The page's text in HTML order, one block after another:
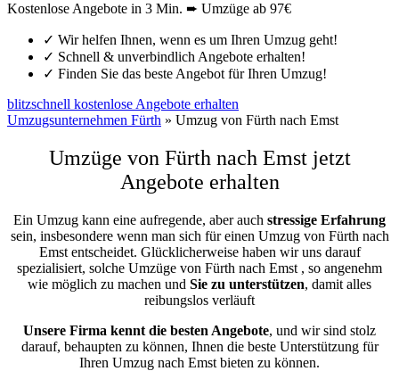
Kostenlose Angebote in 3 Min. ➨ Umzüge ab 97€
✓ Wir helfen Ihnen, wenn es um Ihren Umzug geht!
✓ Schnell & unverbindlich Angebote erhalten!
✓ Finden Sie das beste Angebot für Ihren Umzug!
blitzschnell kostenlose Angebote erhalten
Umzugsunternehmen Fürth » Umzug von Fürth nach Emst
Umzüge von Fürth nach Emst jetzt
Angebote erhalten
Ein Umzug kann eine aufregende, aber auch stressige Erfahrung
sein, insbesondere wenn man sich für einen Umzug von Fürth nach
Emst entscheidet. Glücklicherweise haben wir uns darauf
spezialisiert, solche Umzüge von Fürth nach Emst , so angenehm
wie möglich zu machen und Sie zu unterstützen, damit alles
reibungslos verläuft
Unsere Firma kennt die besten Angebote, und wir sind stolz
darauf, behaupten zu können, Ihnen die beste Unterstützung für
Ihren Umzug nach Emst bieten zu können.